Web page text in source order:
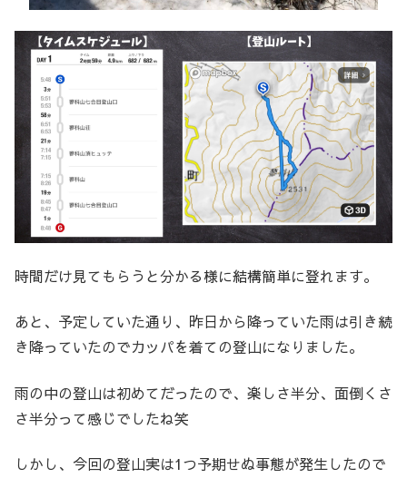
時間だけ見てもらうと分かる様に結構簡単に登れます。
あと、予定していた通り、昨日から降っていた雨は引き続
き降っていたのでカッパを着ての登山になりました。
雨の中の登山は初めてだったので、楽しさ半分、面倒くさ
さ半分って感じでしたね笑
しかし、今回の登山実は1つ予期せぬ事態が発生したので